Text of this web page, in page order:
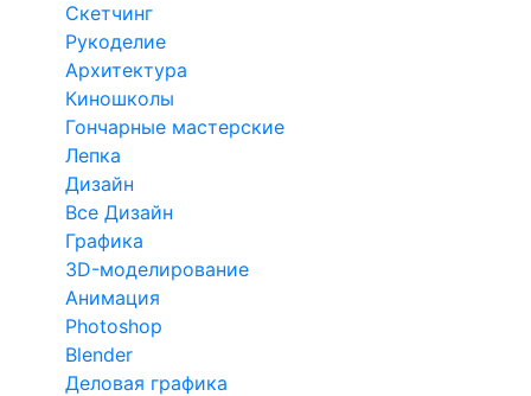
Скетчинг
Рукоделие
Архитектура
Киношколы
Гончарные мастерские
Лепка
Дизайн
Все Дизайн
Графика
3D-моделирование
Анимация
Photoshop
Blender
Деловая графика